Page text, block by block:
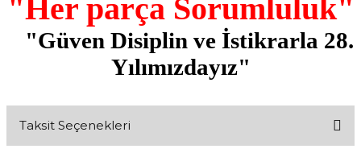
"Her parça Sorumluluk"
"Güven Disiplin ve İstikrarla 28.
Yılımızdayız"
Taksit Seçenekleri